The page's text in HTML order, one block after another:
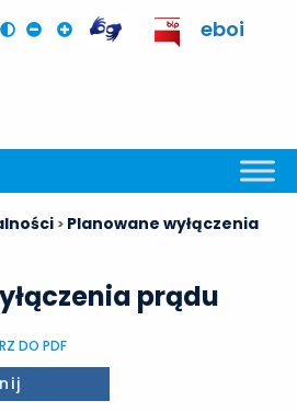
eboi
> Planowane wyłączenia
prądu
DO PDF